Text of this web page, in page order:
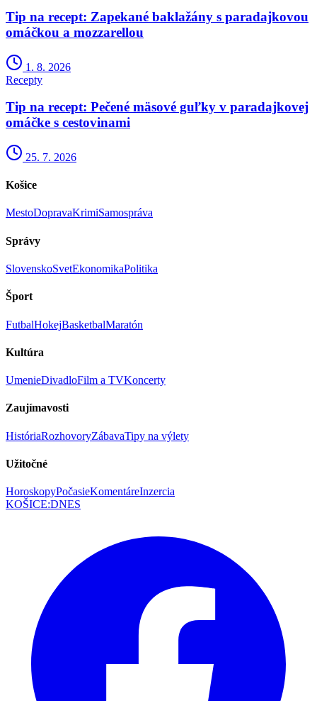
Tip na recept: Zapekané baklažány s paradajkovou
omáčkou a mozzarellou
1. 8. 2026
Recepty
Tip na recept: Pečené mäsové guľky v paradajkovej
omáčke s cestovinami
25. 7. 2026
Košice
MestoDopravaKrimiSamospráva
Správy
SlovenskoSvetEkonomikaPolitika
Šport
FutbalHokejBasketbalMaratón
Kultúra
UmenieDivadloFilm a TVKoncerty
Zaujímavosti
HistóriaRozhovoryZábavaTipy na výlety
Užitočné
HoroskopyPočasieKomentáreInzercia
KOŠICE:DNES